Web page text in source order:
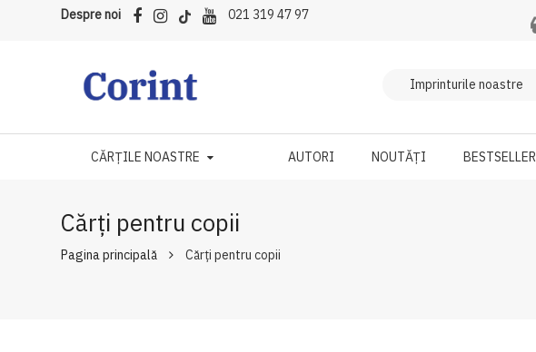
Despre noi 021 319 47 97
CĂRȚILE NOASTRE AUTORI NOUTĂȚI BESTSELLER
Cărți pentru copii
Pagina principală Cărți pentru copii